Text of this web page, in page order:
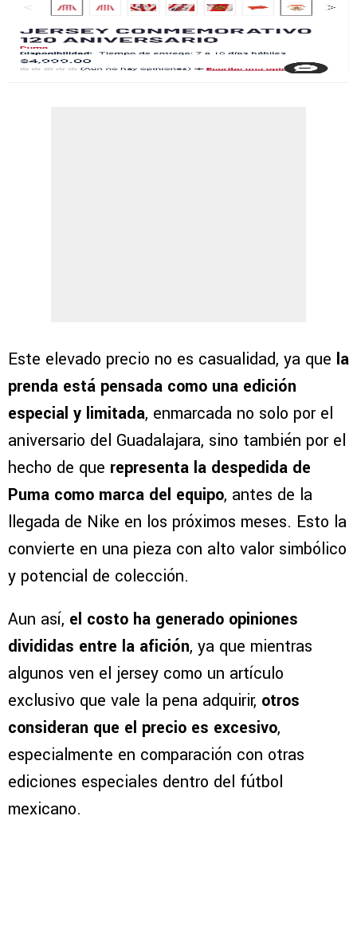
Este elevado precio no es casualidad, ya que la
prenda está pensada como una edición
especial y limitada, enmarcada no solo por el
aniversario del Guadalajara, sino también por el
hecho de que representa la despedida de
Puma como marca del equipo, antes de la
llegada de Nike en los próximos meses. Esto la
convierte en una pieza con alto valor simbólico
y potencial de colección.
Aun así, el costo ha generado opiniones
divididas entre la afición, ya que mientras
algunos ven el jersey como un artículo
exclusivo que vale la pena adquirir, otros
consideran que el precio es excesivo,
especialmente en comparación con otras
ediciones especiales dentro del fútbol
mexicano.